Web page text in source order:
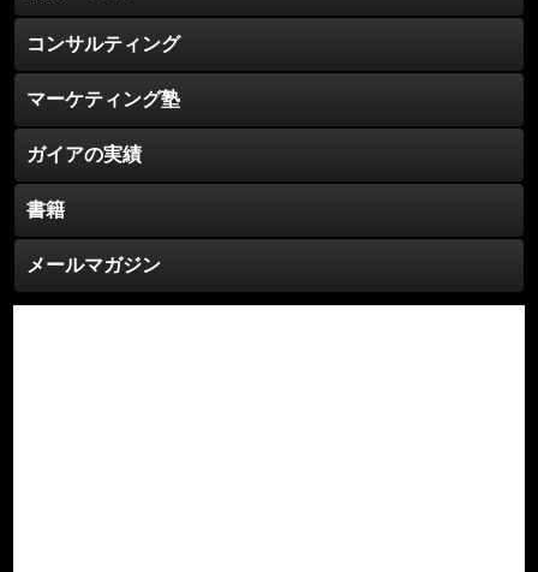
コンサルティング
マーケティング塾
ガイアの実績
書籍
メールマガジン